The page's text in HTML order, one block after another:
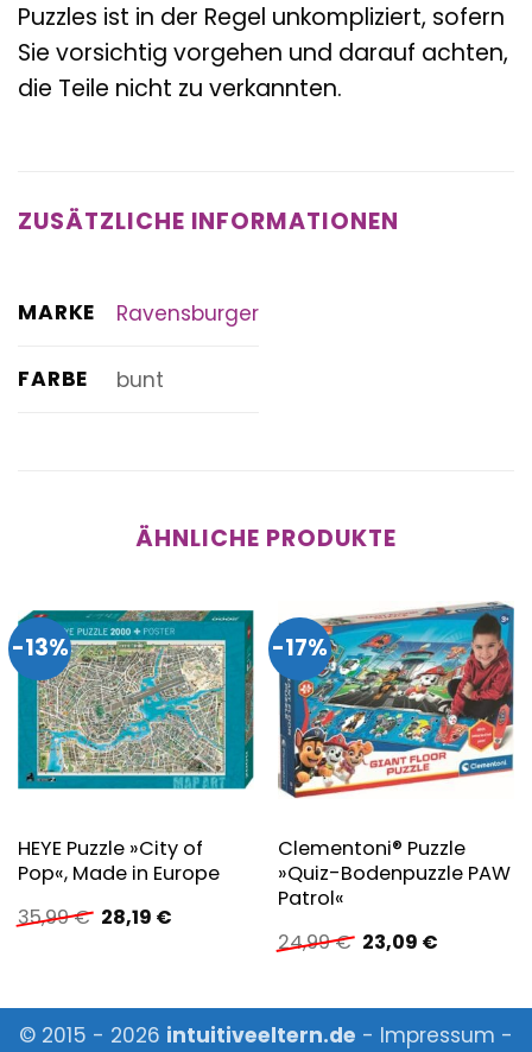
Puzzles ist in der Regel unkompliziert, sofern
Sie vorsichtig vorgehen und darauf achten,
die Teile nicht zu verkannten.
ZUSÄTZLICHE INFORMATIONEN
MARKE Ravensburger
FARBE bunt
ÄHNLICHE PRODUKTE
-13%
HEYE Puzzle »City of
Pop«, Made in Europe
35,99€ Ursprünglicher
Preis
28,19 €Aktueller
-17%
Clementoni® Puzzle
»Quiz-Bodenpuzzle PAW
Patrol«
24,99€ Ursprünglicher
Preis
23,09 €Aktueller
© 2015 - 2026 intuitiveeltern.de - Impressum -